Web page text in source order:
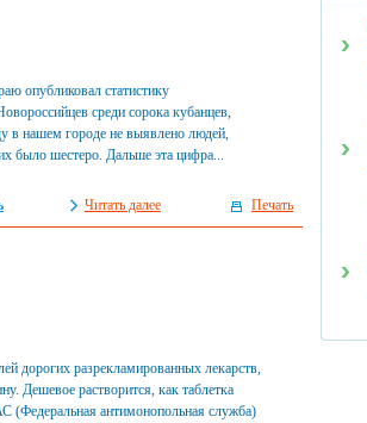
опубликовал статистику
среди сорока кубанцев,
в нашем городе не выявлено людей,
было шестеро. Дальше эта цифра...
Читать далее Печать
дорогих разрекламированных лекарств,
Дешевое растворится, как таблетка
(Федеральная антимонопольная служба)